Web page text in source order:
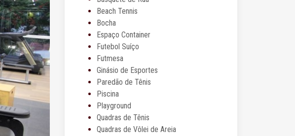
Beach Tennis
Bocha
Espaço Container
Futebol Suíço
Futmesa
Ginásio de Esportes
Paredão de Tênis
Piscina
Playground
Quadras de Tênis
Quadras de Vôlei de Areia